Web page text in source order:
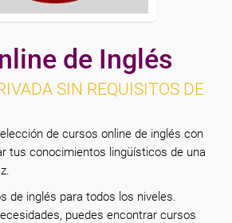
de Inglés
SIN REQUISITOS DE
de cursos online de inglés con
tus conocimientos lingüísticos de una
de inglés para todos los niveles.
puedes encontrar cursos